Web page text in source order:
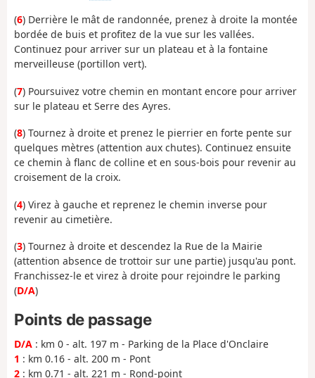
(6) Derrière le mât de randonnée, prenez à droite la montée
bordée de buis et profitez de la vue sur les vallées.
Continuez pour arriver sur un plateau et à la fontaine
merveilleuse (portillon vert).
(7) Poursuivez votre chemin en montant encore pour arriver
sur le plateau et Serre des Ayres.
(8) Tournez à droite et prenez le pierrier en forte pente sur
quelques mètres (attention aux chutes). Continuez ensuite
ce chemin à flanc de colline et en sous-bois pour revenir au
croisement de la croix.
(4) Virez à gauche et reprenez le chemin inverse pour
revenir au cimetière.
(3) Tournez à droite et descendez la Rue de la Mairie
(attention absence de trottoir sur une partie) jusqu'au pont.
Franchissez-le et virez à droite pour rejoindre le parking
(D/A)
Points de passage
D/A : km 0 - alt. 197 m - Parking de la Place d'Onclaire
1 : km 0.16 - alt. 200 m - Pont
2 : km 0.71 - alt. 221 m - Rond-point